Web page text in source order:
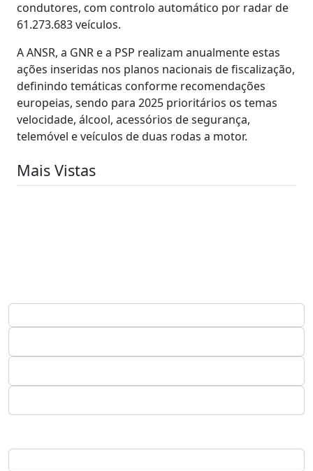
condutores, com controlo automático por radar de
61.273.683 veículos.
A ANSR, a GNR e a PSP realizam anualmente estas
ações inseridas nos planos nacionais de fiscalização,
definindo temáticas conforme recomendações
europeias, sendo para 2025 prioritários os temas
velocidade, álcool, acessórios de segurança,
telemóvel e veículos de duas rodas a motor.
Mais Vistas